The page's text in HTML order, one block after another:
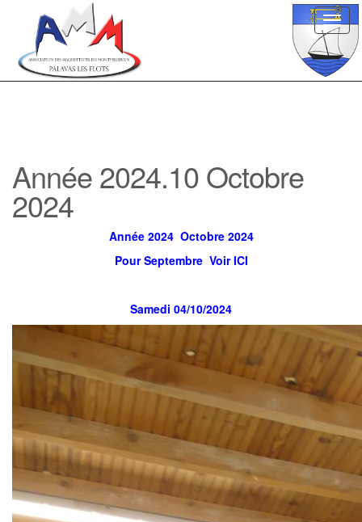
Année 2024.10 Octobre
2024
Année 2024 Octobre 2024
Pour Septembre Voir ICI
Samedi 04/10/2024